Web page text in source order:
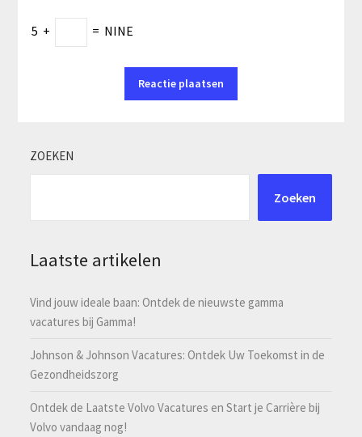
5 + = NINE
ZOEKEN
Zoeken
Laatste artikelen
Vind jouw ideale baan: Ontdek de nieuwste gamma
vacatures bij Gamma!
Johnson & Johnson Vacatures: Ontdek Uw Toekomst in de
Gezondheidszorg
Ontdek de Laatste Volvo Vacatures en Start je Carrière bij
Volvo vandaag nog!